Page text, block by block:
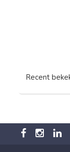
Recent